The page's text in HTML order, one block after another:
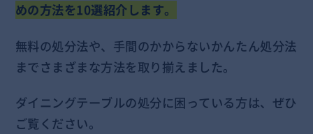
めの方法を10選紹介します。
無料の処分法や、手間のかからないかんたん処分法
までさまざまな方法を取り揃えました。
ダイニングテーブルの処分に困っている方は、ぜひ
ご覧ください。